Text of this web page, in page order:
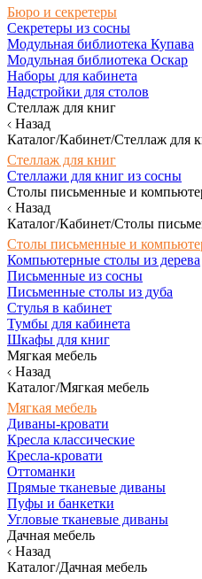
Бюро и секретеры
Секретеры из сосны
Модульная библиотека Купава
Модульная библиотека Оскар
Наборы для кабинета
Надстройки для столов
Стеллаж для книг
Назад
Каталог/Кабинет/Стеллаж для
Стеллаж для книг
Стеллажи для книг из сосны
Столы письменные и
Назад
Каталог/Кабинет/Столы
Столы письменные и
Компьютерные столы из дерева
Письменные из сосны
Письменные столы из дуба
Стулья в кабинет
Тумбы для кабинета
Шкафы для книг
Мягкая мебель
Назад
Каталог/Мягкая мебель
Мягкая мебель
Диваны-кровати
Кресла классические
Кресла-кровати
Оттоманки
Прямые тканевые диваны
Пуфы и банкетки
Угловые тканевые диваны
Дачная мебель
Назад
Каталог/Дачная мебель